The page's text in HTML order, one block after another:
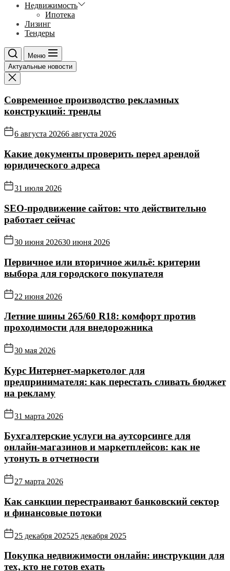
Недвижимость
Ипотека
Лизинг
Тендеры
Меню
Актуальные новости
Современное производство рекламных
конструкций: тренды
6 августа 20266 августа 2026
Какие документы проверить перед арендой
юридического адреса
31 июля 2026
SEO-продвижение сайтов: что действительно
работает сейчас
30 июня 202630 июня 2026
Первичное или вторичное жильё: критерии
выбора для городского покупателя
22 июня 2026
Летние шины 265/60 R18: комфорт против
проходимости для внедорожника
30 мая 2026
Курс Интернет‑маркетолог для
предпринимателя: как перестать сливать бюджет
на рекламу
31 марта 2026
Бухгалтерские услуги на аутсорсинге для
онлайн‑магазинов и маркетплейсов: как не
утонуть в отчетности
27 марта 2026
Как санкции перестраивают банковский сектор
и финансовые потоки
25 декабря 202525 декабря 2025
Покупка недвижимости онлайн: инструкции для
тех, кто не готов ехать